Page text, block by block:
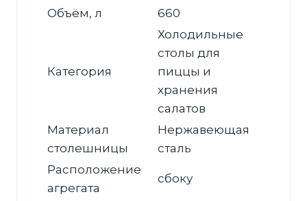
Объём, л 660
Категория
Холодильные
столы для
пиццы и
хранения
салатов
Материал
столешницы
Нержавеющая
сталь
Расположение
агрегата
сбоку